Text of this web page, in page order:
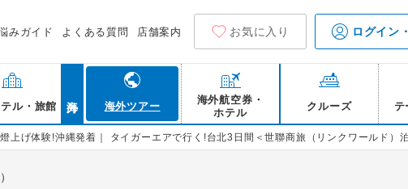
みガイド よくある質問 店舗案内 お気に入り ログイン
ル・旅館 海外ツアー
海外航空券・
ホテル
クルーズ テ
上げ体験!沖縄発着｜ タイガーエアで行く!台北3日間＜世聯商旅（リンクワールド）